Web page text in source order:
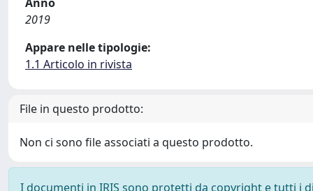
2019
Appare nelle tipologie:
1.1 Articolo in rivista
File in questo prodotto:
Non ci sono file associati a questo prodotto.
I documenti in IRIS sono protetti da copyright e tutti i